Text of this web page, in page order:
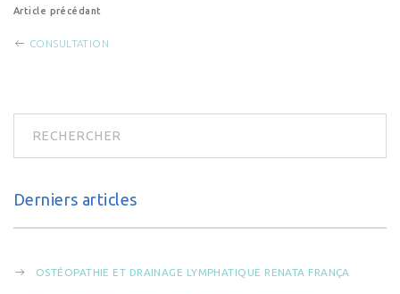
Post
Article précédant
CONSULTATION
Derniers articles
OSTÉOPATHIE ET DRAINAGE LYMPHATIQUE RENATA FRANÇA